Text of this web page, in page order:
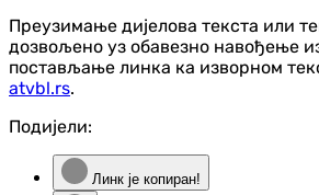
Преузимање дијелова текста или
дозвољено уз обавезно навођење
постављање линка ка изворном
atvbl.rs.
Подијели:
Линк је копиран!